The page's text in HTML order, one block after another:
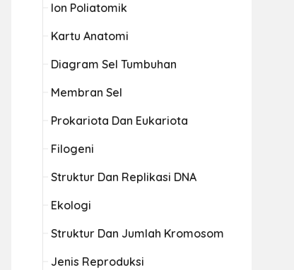
Ion Poliatomik
Kartu Anatomi
Diagram Sel Tumbuhan
Membran Sel
Prokariota Dan Eukariota
Filogeni
Struktur Dan Replikasi DNA
Ekologi
Struktur Dan Jumlah Kromosom
Jenis Reproduksi